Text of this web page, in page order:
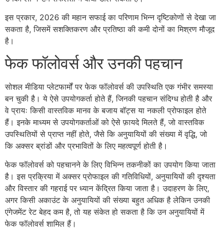
इस प्रकार, 2026 की महान सफाई का परिणाम भिन्न दृष्टिकोणों से देखा जा
सकता है, जिसमें सशक्तिकरण और प्रतिष्ठा की कमी दोनों का मिश्रण मौजूद
है।
फेक फॉलोवर्स और उनकी पहचान
सोशल मीडिया प्लेटफार्मों पर फेक फॉलोवर्स की उपस्थिति एक गंभीर समस्या
बन चुकी है। ये ऐसे उपयोगकर्ता होते हैं, जिनकी पहचान संदिग्ध होती है और
वे प्रायः किसी वास्तविक मानव के बजाय बॉट्स या नकली प्रोफाइल होते
हैं। इनके माध्यम से उपयोगकर्ताओं को ऐसे फ़ायदे मिलते हैं, जो वास्तविक
उपस्थितियों से प्राप्त नहीं होते, जैसे कि अनुयायियों की संख्या में वृद्धि, जो
कि अक्सर ब्रांडों और प्रभावितों के लिए महत्वपूर्ण होती है।
फेक फॉलोवर्स को पहचानने के लिए विभिन्न तकनीकों का उपयोग किया जाता
है। इस प्रक्रिया में अक्सर प्रोफाइल की गतिविधियों, अनुयायियों की दृश्यता
और विस्तार की गहराई पर ध्यान केंद्रित किया जाता है। उदाहरण के लिए,
अगर किसी अकाउंट के अनुयायियों की संख्या बहुत अधिक है लेकिन उनकी
एंगेजमेंट रेट बेहद कम है, तो यह संकेत हो सकता है कि उन अनुयायियों में
फेक फॉलोवर्स शामिल हैं।